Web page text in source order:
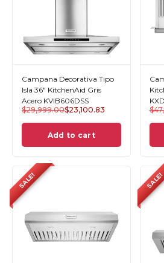
Campana Decorativa Tipo
Isla 36" KitchenAid Gris
Acero KVIB606DSS
$29,999.00$23,100.83
Add to cart
$
SALE! SALE!